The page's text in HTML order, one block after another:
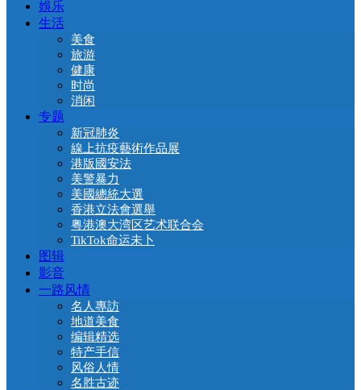
娛乐
生活
美食
旅游
健康
时尚
消闲
专题
新冠肺炎
線上抗疫藝術作品展
港版國安法
美警暴力
美國總統大選
香港立法會選舉
粤港澳大湾区艺术联合会
TikTok命运未卜
图辑
影音
一路风情
名人專訪
地道美食
编辑精选
特产手信
风俗人情
名胜古迹